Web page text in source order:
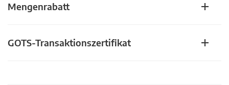
Mengenrabatt
GOTS-Transaktionszertifikat